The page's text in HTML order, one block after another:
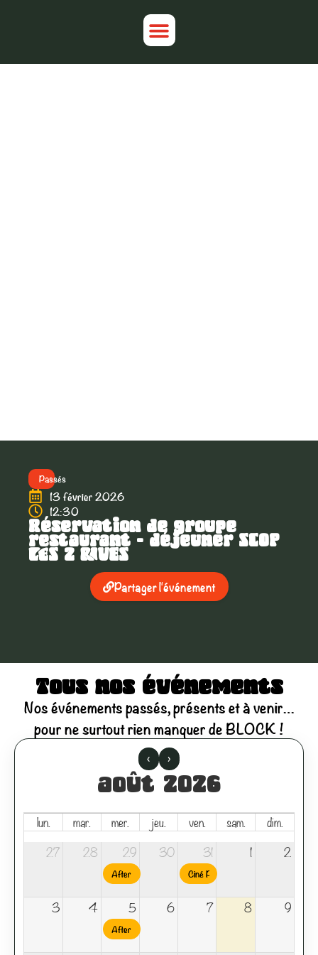
Passés
13 février 2026
12:30
Réservation de groupe
restaurant – déjeuner SCOP
LES 2 RIVES
Partager l'événement
Tous nos événements
Nos événements passés, présents et à venir…
pour ne surtout rien manquer de BLOCK !
‹ ›
août 2026
lun. mar. mer. jeu. ven. sam.
dim.
27
28 29
After Work Domaine vigneron Pierre & Fils
30 31
Ciné Plein Air – E.T
1 2
3 4 5
After Work Domaine vigneron Pierre & Fils
6 7 8 9